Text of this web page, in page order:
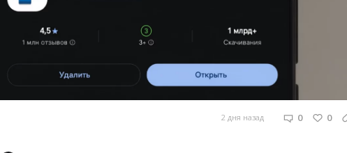
2 дня назад 0 0